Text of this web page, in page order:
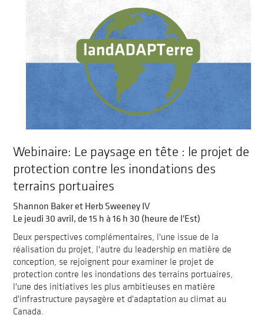
Webinaire: Le paysage en tête : le projet de
protection contre les inondations des
terrains portuaires
Shannon Baker et Herb Sweeney IV
Le jeudi 30 avril, de 15 h à 16 h 30 (heure de l'Est)
Deux perspectives complémentaires, l'une issue de la
réalisation du projet, l'autre du leadership en matière de
conception, se rejoignent pour examiner le projet de
protection contre les inondations des terrains portuaires,
l'une des initiatives les plus ambitieuses en matière
d'infrastructure paysagère et d'adaptation au climat au
Canada.